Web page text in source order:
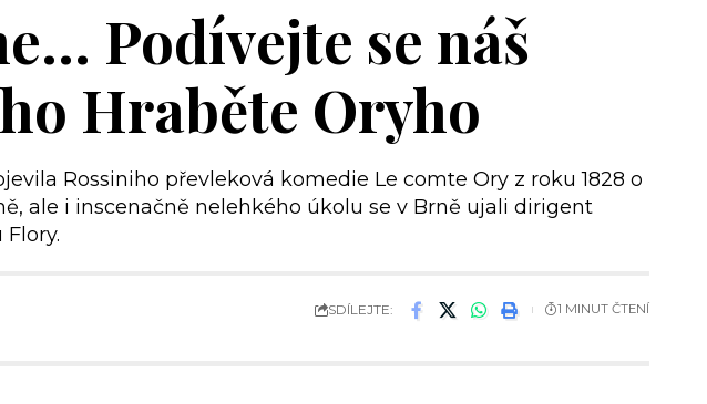
Podívejte se náš
Hraběte Oryho
Rossiniho převleková komedie Le comte Ory z roku 1828 o
ale i inscenačně nelehkého úkolu se v Brně ujali dirigent
SDÍLEJTE: 1 MINUT ČTENÍ